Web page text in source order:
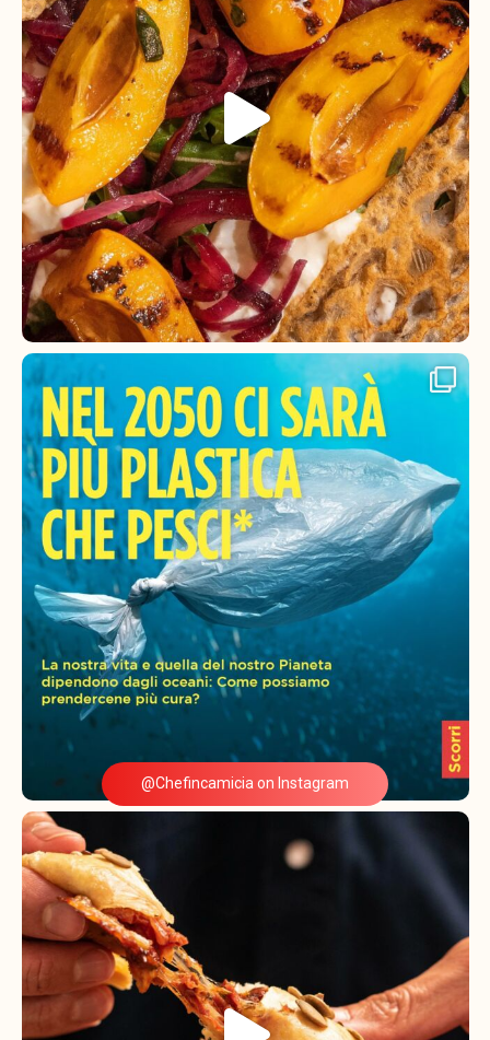
@Chefincamicia on Instagram